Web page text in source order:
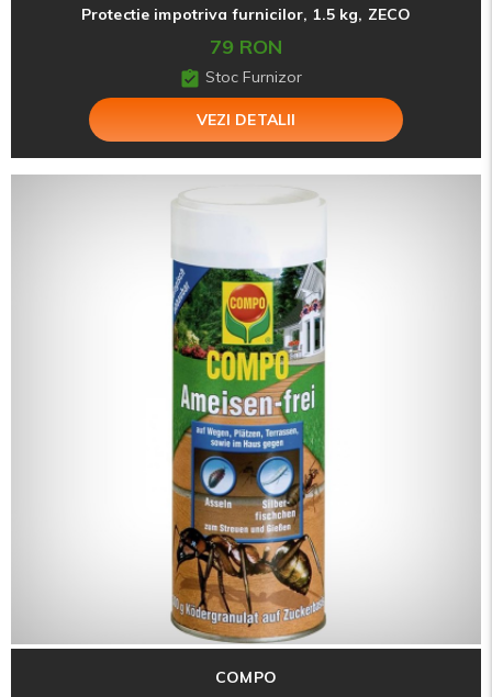
Protectie impotriva furnicilor, 1.5 kg, ZECO
79 RON
Stoc Furnizor
VEZI DETALII
COMPO